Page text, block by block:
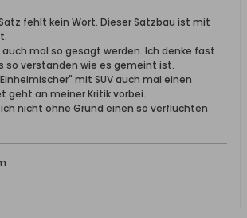
fehlt kein Wort. Dieser Satzbau ist mit
mal so gesagt werden. Ich denke fast
so verstanden wie es gemeint ist.
mit SUV auch mal einen
geht an meiner Kritik vorbei.
nicht ohne Grund einen so verfluchten